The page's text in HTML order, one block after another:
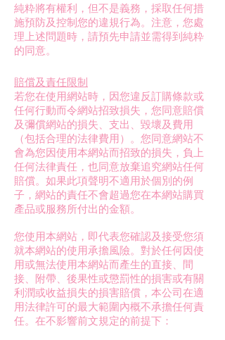
純粋將有權利，但不是義務，採取任何措
施預防及控制您的違規行為。注意，您處
理上述問題時，請預先申請並需得到純粋
的同意。
賠償及責任限制
若您在使用網站時，因您違反訂購條款或
任何行動而令網站招致損失，您同意賠償
及彌償網站的損失、支出、毀壞及費用
（包括合理的法律費用）。您同意網站不
會為您因使用本網站而招致的損失，負上
任何法律責任，也同意放棄追究網站任何
賠償。如果此項聲明不適用於個別的例
子，網站的責任不會超過您在本網站購買
產品或服務所付出的金額。
您使用本網站，即代表您確認及接受您須
就本網站的使用承擔風險。對於任何因使
用或無法使用本網站而產生的直接、間
接、附帶、後果性或懲罰性的損害或有關
利潤或收益損失的損害賠償，本公司在適
用法律許可的最大範圍內概不承擔任何責
任。在不影響前文規定的前提下：